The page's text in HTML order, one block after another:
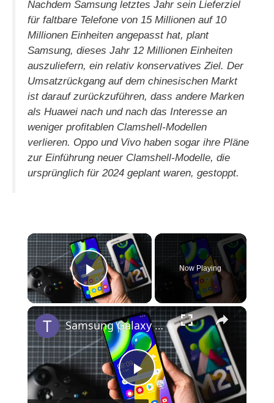
Nachdem Samsung letztes Jahr sein Lieferziel
für faltbare Telefone von 15 Millionen auf 10
Millionen Einheiten angepasst hat, plant
Samsung, dieses Jahr 12 Millionen Einheiten
auszuliefern, ein relativ konservatives Ziel. Der
Umsatzrückgang auf dem chinesischen Markt
ist darauf zurückzuführen, dass andere Marken
als Huawei nach und nach das Interesse an
weniger profitablen Clamshell-Modellen
verlieren. Oppo und Vivo haben sogar ihre Pläne
zur Einführung neuer Clamshell-Modelle, die
ursprünglich für 2024 geplant waren, gestoppt.
×
Play Video
Now Playing
×
P
Samsung Galaxy M21 Unboxing & Erster Eindruck | Deutsch